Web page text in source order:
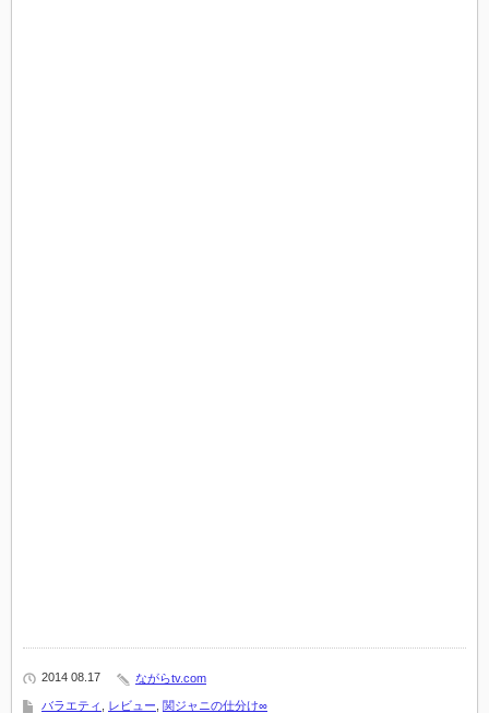
2014 08.17 ながらtv.com
バラエティ レビュー 関ジャニの仕分け∞